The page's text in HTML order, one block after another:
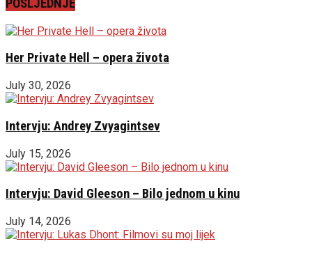
POSLJEDNJE
Her Private Hell – opera života
July 30, 2026
Intervju: Andrey Zvyagintsev
July 15, 2026
Intervju: David Gleeson – Bilo jednom u kinu
July 14, 2026